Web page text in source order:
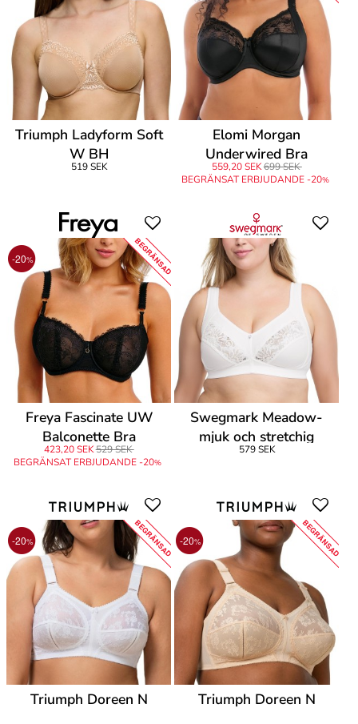
Triumph Ladyform Soft
W BH
519 SEK
Elomi Morgan
Underwired Bra
559,20 SEK699 SEK
BEGRÄNSAT ERBJUDANDE -20%
-20% BEGRÄNSAD
Freya Fascinate UW
Balconette Bra
423,20 SEK529 SEK
BEGRÄNSAT ERBJUDANDE -20%
Swegmark Meadow-
mjuk och stretchig
579 SEK
-20% BEGRÄNSAD
Triumph Doreen N
-20% BEGRÄNSAD
Triumph Doreen N